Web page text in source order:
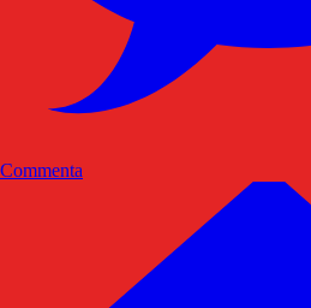
Commenta